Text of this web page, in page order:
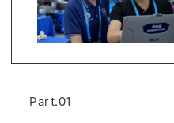
Part.01